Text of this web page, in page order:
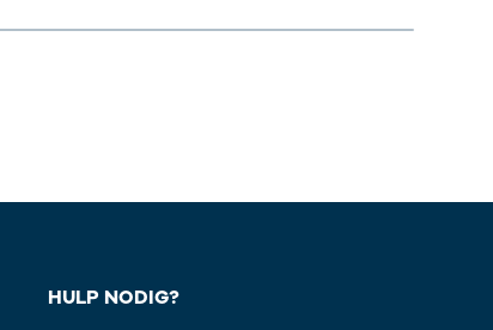
HULP NODIG?